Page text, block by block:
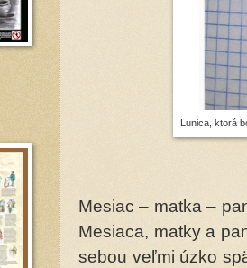
Lunica, ktorá
Mesiac – matka –
Mesiaca, matky a
sebou veľmi úzko